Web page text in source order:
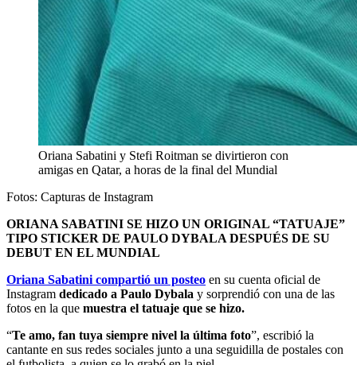
Oriana Sabatini y Stefi Roitman se divirtieron con
amigas en Qatar, a horas de la final del Mundial
Fotos: Capturas de Instagram
ORIANA SABATINI SE HIZO UN ORIGINAL “TATUAJE”
TIPO STICKER DE PAULO DYBALA DESPUÉS DE SU
DEBUT EN EL MUNDIAL
Oriana Sabatini compartió un posteo en su cuenta oficial de
Instagram dedicado a Paulo Dybala y sorprendió con una de las
fotos en la que muestra el tatuaje que se hizo.
“Te amo, fan tuya siempre nivel la última foto”, escribió la
cantante en sus redes sociales junto a una seguidilla de postales con